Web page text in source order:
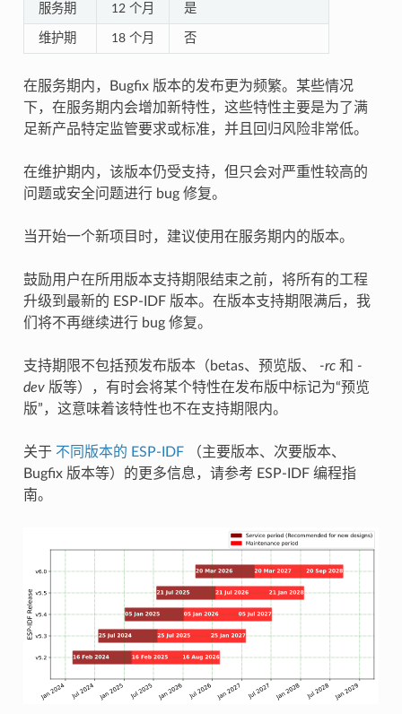
服务期 12 个月 是
维护期 18 个月 否
在服务期内，Bugfix 版本的发布更为频繁。某些情况
下，在服务期内会增加新特性，这些特性主要是为了满
足新产品特定监管要求或标准，并且回归风险非常低。
在维护期内，该版本仍受支持，但只会对严重性较高的
问题或安全问题进行 bug 修复。
当开始一个新项目时，建议使用在服务期内的版本。
鼓励用户在所用版本支持期限结束之前，将所有的工程
升级到最新的 ESP-IDF 版本。在版本支持期限满后，我
们将不再继续进行 bug 修复。
支持期限不包括预发布版本（betas、预览版、 -rc和 -
dev版等），有时会将某个特性在发布版中标记为“预览
版”，这意味着该特性也不在支持期限内。
关于 不同版本的 ESP-IDF（主要版本、次要版本、
Bugfix 版本等）的更多信息，请参考 ESP-IDF 编程指
南。